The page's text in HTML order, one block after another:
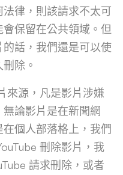
律，則該請求不太可
保留在公共領域。但
話，我們還是可以使
除。
來源，凡是影片涉嫌
論影片是在新聞網
個人部落格上，我們
刪除影片，我
請求刪除，或者